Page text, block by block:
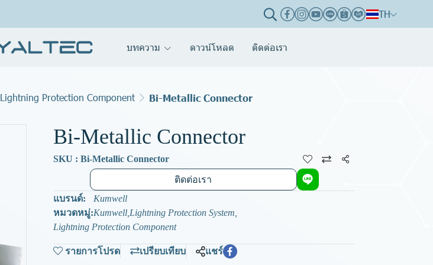
TH
บทความ ดาวน์โหลด ติดต่อเรา
Lightning Protection Component Bi-Metallic Connector
Bi-Metallic Connector
SKU : Bi-Metallic Connector
แชร์
ติดต่อเรา
แบรนด์:
Kumwell
หมวดหมู่:Kumwell Lightning Protection System
Lightning Protection Component
รายการโปรด เปรียบเทียบ แชร์